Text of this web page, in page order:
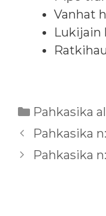
Vanhat
Lukijain
Kategoriat
Pahkasika
Pahkasika
Pahkasika